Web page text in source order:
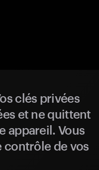
clés privées
et ne quittent
appareil. Vous
contrôle de vos